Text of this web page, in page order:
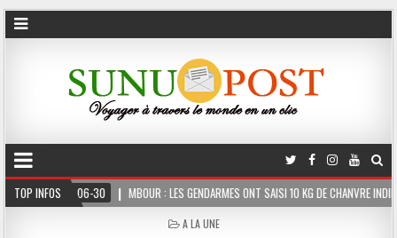
TOP INFOS
MBOUR : LES GENDARMES ONT SAISI 10 KG DE CHANVRE INDIEN DISSIMULÉS DANS LE
POSTED
A LA UNE